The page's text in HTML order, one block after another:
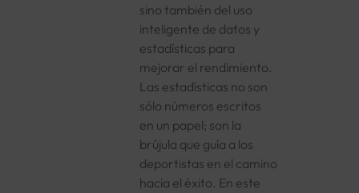
sino también del uso
inteligente de datos y
estadísticas para
mejorar el rendimiento.
Las estadísticas no son
sólo números escritos
en un papel; son la
brújula que guía a los
deportistas en el camino
hacia el éxito. En este